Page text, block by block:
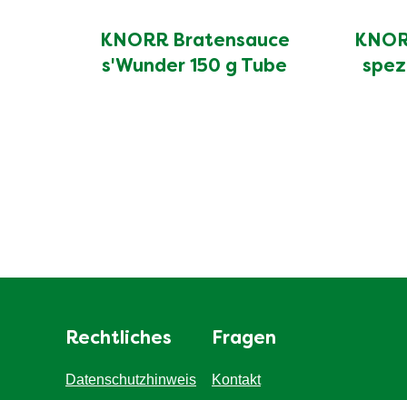
KNORR Bratensauce
s'Wunder 150 g Tube
Rechtliches
Datenschutzhinweis
Fragen
Kontakt